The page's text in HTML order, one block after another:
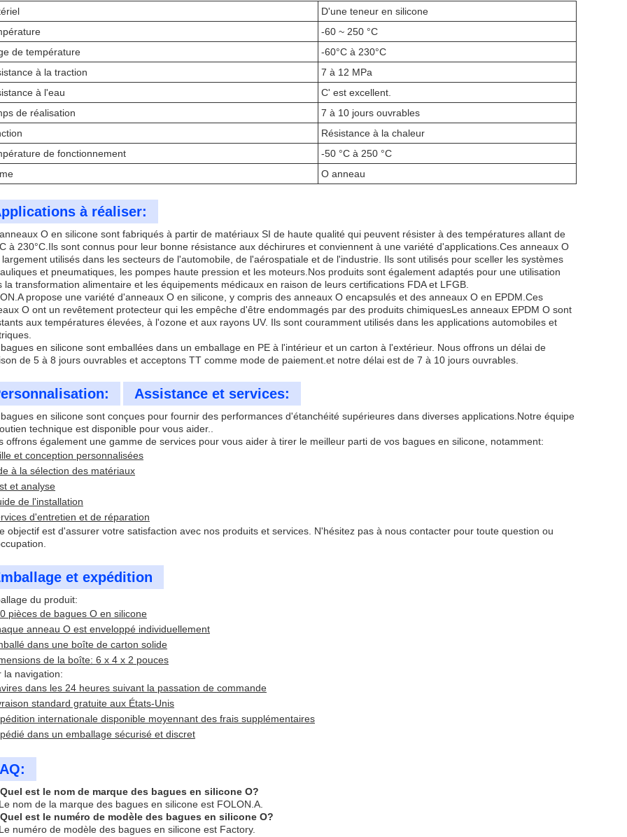
D'une teneur en silicone
-60 ~ 250 °C
de température
-60°C à 230°C
à la traction
7 à 12 MPa
à l'eau
C' est excellent.
de réalisation
7 à 10 jours ouvrables
Résistance à la chaleur
de fonctionnement
-50 °C à 250 °C
O anneau
à réaliser:
O en silicone sont fabriqués à partir de matériaux SI de haute qualité qui peuvent résister à des températures allant de
à 230°C.Ils sont connus pour leur bonne résistance aux déchirures et conviennent à une variété d'applications.Ces anneaux O
utilisés dans les secteurs de l'automobile, de l'aérospatiale et de l'industrie. Ils sont utilisés pour sceller les systèmes
et pneumatiques, les pompes haute pression et les moteurs.Nos produits sont également adaptés pour une utilisation
la transformation alimentaire et les équipements médicaux en raison de leurs certifications FDA et LFGB.
propose une variété d'anneaux O en silicone, y compris des anneaux O encapsulés et des anneaux O en EPDM.Ces
O ont un revêtement protecteur qui les empêche d'être endommagés par des produits chimiquesLes anneaux EPDM O sont
aux températures élevées, à l'ozone et aux rayons UV. Ils sont couramment utilisés dans les applications automobiles et
en silicone sont emballées dans un emballage en PE à l'intérieur et un carton à l'extérieur. Nous offrons un délai de
de 5 à 8 jours ouvrables et acceptons TT comme mode de paiement.et notre délai est de 7 à 10 jours ouvrables.
Assistance et services:
en silicone sont conçues pour fournir des performances d'étanchéité supérieures dans diverses applications.Notre équipe
technique est disponible pour vous aider..
offrons également une gamme de services pour vous aider à tirer le meilleur parti de vos bagues en silicone, notamment:
et conception personnalisées
à la sélection des matériaux
et analyse
de l'installation
d'entretien et de réparation
objectif est d'assurer votre satisfaction avec nos produits et services. N'hésitez pas à nous contacter pour toute question ou
et expédition
du produit:
pièces de bagues O en silicone
anneau O est enveloppé individuellement
dans une boîte de carton solide
de la boîte: 6 x 4 x 2 pouces
la navigation:
dans les 24 heures suivant la passation de commande
standard gratuite aux États-Unis
internationale disponible moyennant des frais supplémentaires
dans un emballage sécurisé et discret
est le nom de marque des bagues en silicone O?
nom de la marque des bagues en silicone est FOLON.A.
est le numéro de modèle des bagues en silicone O?
numéro de modèle des bagues en silicone est Factory.